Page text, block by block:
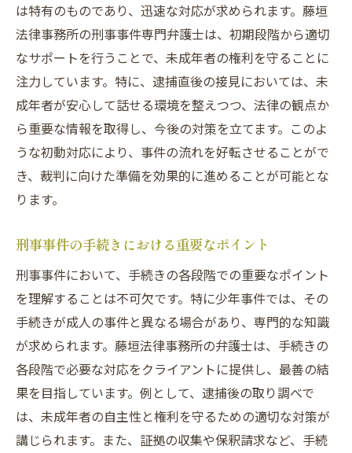
は特有のものであり、迅速な対応が求められます。藤垣
法律事務所の刑事事件専門弁護士は、初期段階から適切
なサポートを行うことで、未成年者の権利を守ることに
注力しています。特に、逮捕直後の接見においては、未
成年者が安心して話せる環境を整えつつ、法律の観点か
ら重要な情報を取得し、今後の対策を立てます。このよ
うな初動対応により、事件の流れを好転させることがで
き、裁判に向けた準備を効果的に進めることが可能とな
ります。
刑事事件の手続きにおける重要なポイント
刑事事件において、手続きの各段階での重要なポイント
を理解することは不可欠です。特に少年事件では、その
手続きが成人の事件と異なる場合があり、専門的な知識
が求められます。藤垣法律事務所の弁護士は、手続きの
各段階で必要な対応をクライアントに提供し、最善の結
果を目指しています。例として、逮捕後の取り調べで
は、未成年者の自主性と権利を守るための適切な対策が
講じられます。また、証拠の収集や保釈請求など、手続